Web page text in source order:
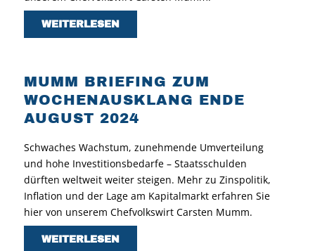
WEITERLESEN
MUMM BRIEFING ZUM
WOCHENAUSKLANG ENDE
AUGUST 2024
Schwaches Wachstum, zunehmende Umverteilung
und hohe Investitionsbedarfe – Staatsschulden
dürften weltweit weiter steigen. Mehr zu Zinspolitik,
Inflation und der Lage am Kapitalmarkt erfahren Sie
hier von unserem Chefvolkswirt Carsten Mumm.
WEITERLESEN